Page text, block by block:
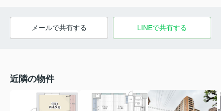
メールで共有する LINEで共有する
近隣の物件